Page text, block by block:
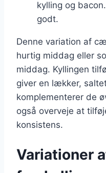
kylling og
godt.
Denne variation af
hurtig middag eller
middag. Kyllingen
giver en lækker,
komplementerer de
også overveje at
konsistens.
Variationer